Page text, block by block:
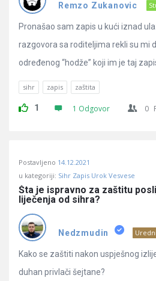
Remzo Zukanovic
Pronašao sam zapis u kući iznad
razgovora sa roditeljima rekli su mi
određenog “hodže” koji im je taj
sihr zapis zaštita
1 1 Odgovor 0
Postavljeno 14.12.2021
u kategoriji: Sihr Zapis Urok Vesvese
Šta je ispravno za zaštitu
liječenja od sihra?
Nedzmudin
Kako se zaštiti nakon uspješnog
duhan privlači šejtane?